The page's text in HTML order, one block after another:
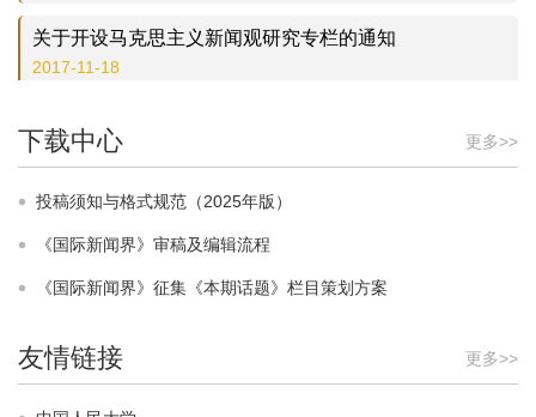
关于开设马克思主义新闻观研究专栏的通知
2017-11-18
2016-03-07
【重要提示】本刊研究论文的中文字数原则上不超过1.5
2015-01-06
【本期话题】“品牌传播的理论创新与实践研究”征稿公告
下载中心 更多>>
投稿须知与格式规范（2025年版）
《国际新闻界》审稿及编辑流程
《国际新闻界》征集《本期话题》栏目策划方案
友情链接 更多>>